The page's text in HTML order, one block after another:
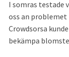
I somras
oss an problemet
Crowdsorsa
bekämpa